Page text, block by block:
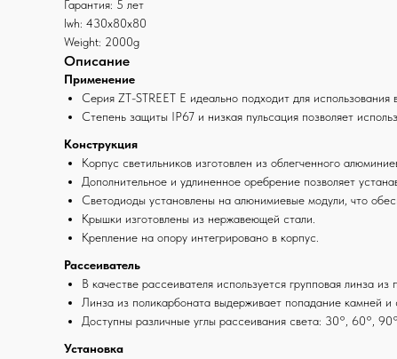
Гарантия: 5 лет
lwh: 430x80x80
Weight: 2000g
Описание
Применение
Серия ZT-STREET E идеально подходит для
Степень защиты IP67 и низкая пульсация позволяет
Конструкция
Корпус светильников изготовлен из облегченного
Дополнительное и удлиненное оребрение позволяет
Светодиоды установлены на алюнимиевые модули, что
Крышки изготовлены из нержавеющей стали.
Крепление на опору интегрировано в корпус.
Рассеиватель
В качестве рассеивателя используется групповая линза из
Линза из поликарбоната выдерживает попадание камней и
Доступны различные углы рассеивания света: 30°, 60°,
Установка